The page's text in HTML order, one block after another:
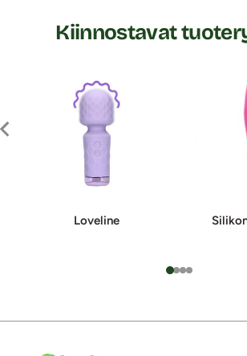
Kiinnostavat
Loveline